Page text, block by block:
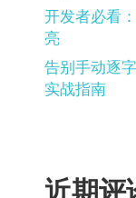
开发者必看
亮
告别手动逐
实战指南
近期评